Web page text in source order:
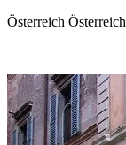
Österreich Österreich